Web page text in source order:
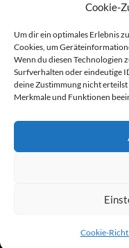
Cookie-
Um dir ein optimales Erlebnis
Cookies, um
Wenn du diesen Technologien
Surfverhalten oder eindeutige
deine Zustimmung nicht
Merkmale und Funktionen
Cookie-
09:00 Uhr bis 12:00
15:00 Uhr bis 18:00
Powered by